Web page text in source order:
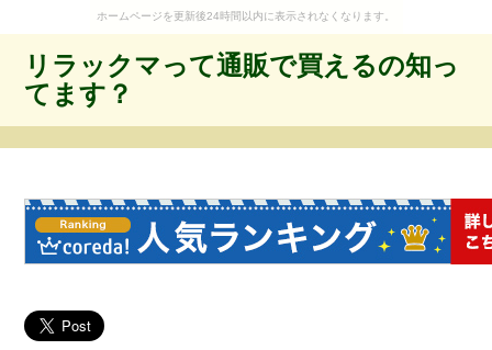
ホームページを更新後24時間以内に表示されなくなります。
リラックマって通販で買えるの知っ
てます？